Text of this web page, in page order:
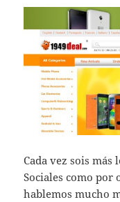
Cada vez sois más
Sociales como por
hablemos mucho